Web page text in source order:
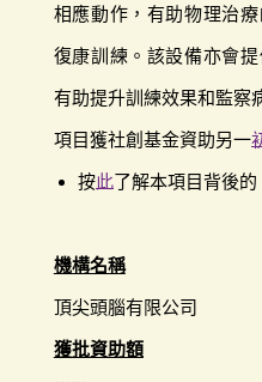
相應動作，有助物理治
復康訓練。該設備亦會
有助提升訓練效果和監察
項目獲社創基金資助另一
按此了解本項目背後的
機構名稱
頂尖頭腦有限公司
獲批資助額